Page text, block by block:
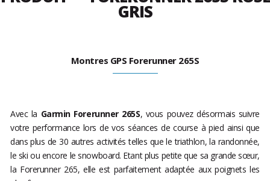
GRIS
Montres GPS Forerunner 265S
Avec la Garmin Forerunner 265S, vous pouvez désormais suivre
votre performance lors de vos séances de course à pied ainsi que
dans plus de 30 autres activités telles que le triathlon, la randonnée,
le ski ou encore le snowboard. Etant plus petite que sa grande sœur,
la Forerunner 265, elle est parfaitement adaptée aux poignets les